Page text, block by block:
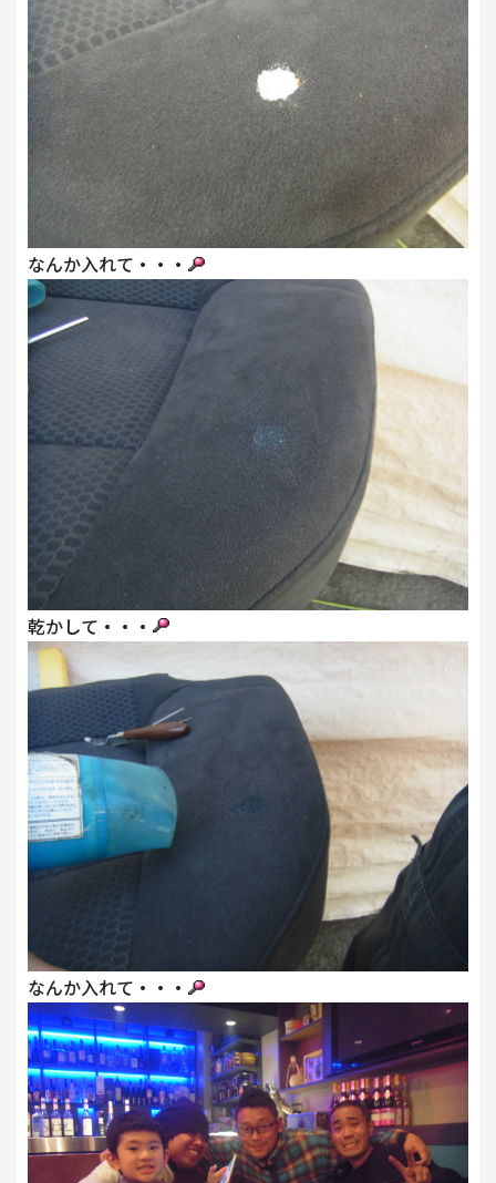
なんか入れて・・・
乾かして・・・
なんか入れて・・・